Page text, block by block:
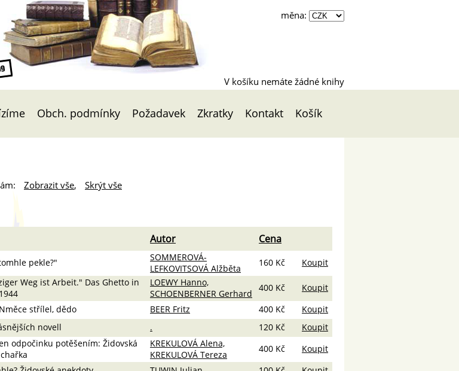
měna:
V košíku nemáte žádné knihy
Obch. podmínky Požadavek Zkratky Kontakt Košík
Zobrazit vše,
Skrýt vše
Autor Cena
pekle?"
SOMMEROVÁ-
LEFKOVITSOVÁ Alžběta
160 Kč Koupit
Weg ist Arbeit." Das Ghetto in
LOEWY Hanno,
SCHOENBERNER Gerhard
400 Kč
Koupit
střílel, dědo BEER Fritz 400 Kč
Koupit
novell . 120 Kč
Koupit
odpočinku potěšením: Židovská
KREKULOVÁ Alena,
KREKULOVÁ Tereza
400 Kč
Koupit